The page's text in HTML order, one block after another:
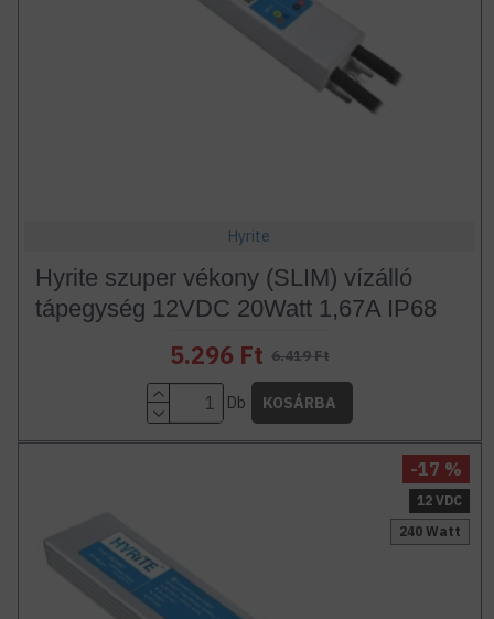
Hyrite
Hyrite szuper vékony (SLIM) vízálló
tápegység 12VDC 20Watt 1,67A IP68
5.296 Ft 6.419 Ft
Db KOSÁRBA
12 VDC
240 Watt
-17 %